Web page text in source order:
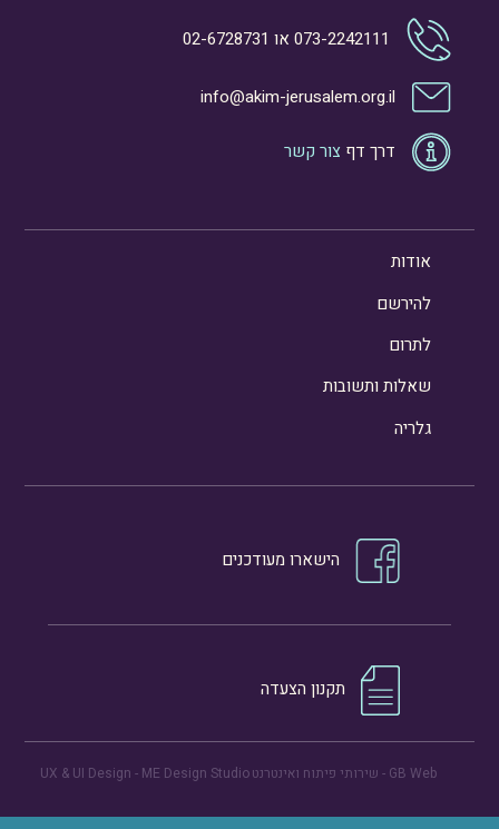
073-2242111או 02-6728731
info@akim-jerusalem.org.il
דרך דף צור קשר
אודות
להירשם
לתרום
שאלות ותשובות
גלריה
הישארו מעודכנים
תקנון הצעדה
GB Web - שירותי פיתוח ואינטרנט UX & UI Design - ME Design Studio